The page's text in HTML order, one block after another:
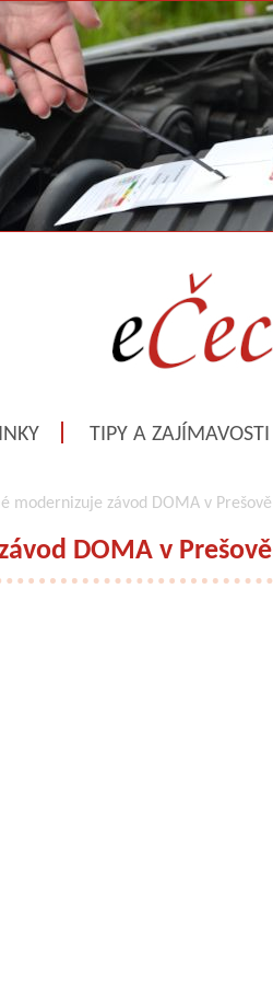
TIPY A ZAJÍMAVOSTI
modernizuje závod DOMA v Prešově
DOMA v Prešově